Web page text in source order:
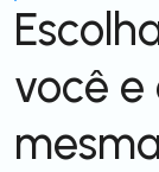
você